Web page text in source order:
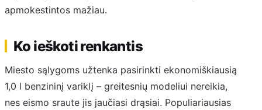
apmokestintos mažiau.
Ko ieškoti renkantis
Miesto sąlygoms užtenka pasirinkti ekonomiškiausią
1,0 l benzininį variklį – greitesnių modeliui nereikia,
nes eismo sraute jis jaučiasi drąsiai. Populiariausias